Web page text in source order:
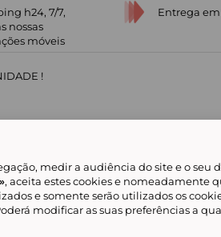
h24, 7/7,
nossas
móveis
Entrega em
!
Showroomprive group Ajuda
medir a audiência do site e o seu
, aceita estes cookies e nomeadamente
e somente serão utilizados os
modificar as suas preferências a